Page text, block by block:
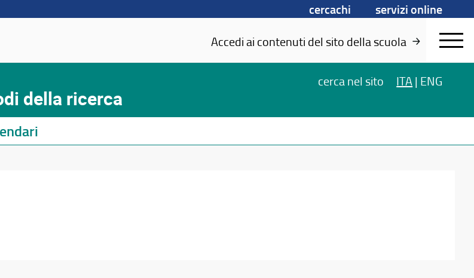
cercachi
servizi online
Accedi ai contenuti del sito della scuola
della ricerca
cerca nel sito ITA | ENG